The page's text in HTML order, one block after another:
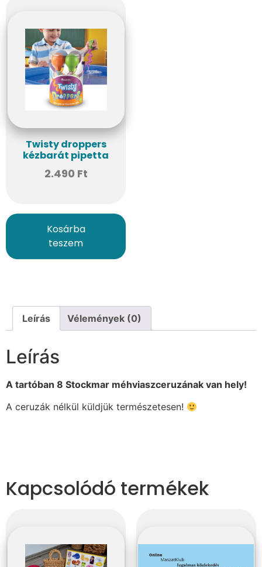
Twisty droppers
kézbarát pipetta
2.490 Ft
Kosárba
teszem
Leírás Vélemények (0)
Leírás
A tartóban 8 Stockmar méhviaszceruzának van hely!
A ceruzák nélkül küldjük természetesen!
Kapcsolódó termékek